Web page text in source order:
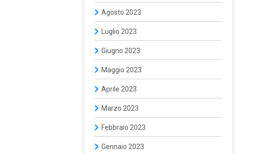
Agosto 2023
Luglio 2023
Giugno 2023
Maggio 2023
Aprile 2023
Marzo 2023
Febbraio 2023
Gennaio 2023